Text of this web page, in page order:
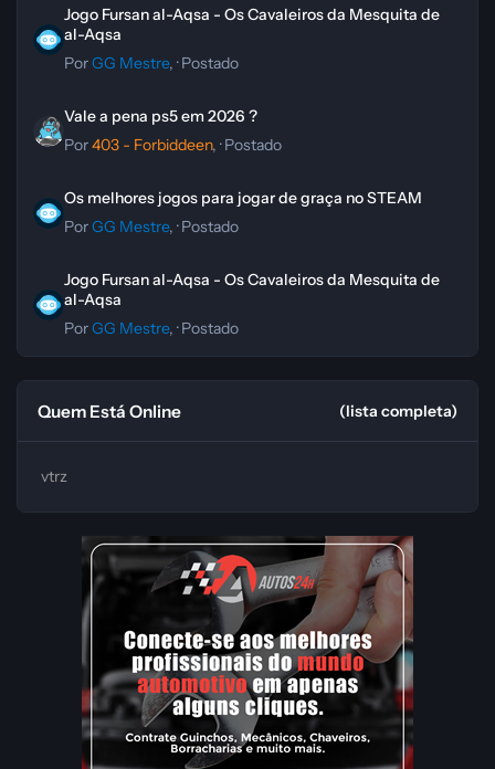
Jogo Fursan al-Aqsa - Os Cavaleiros da Mesquita de
al-Aqsa
PorGG Mestre, ·Postado
Vale a pena ps5 em 2026 ?
Por403 - Forbiddeen, ·Postado
Os melhores jogos para jogar de graça no STEAM
PorGG Mestre, ·Postado
Jogo Fursan al-Aqsa - Os Cavaleiros da Mesquita de
al-Aqsa
PorGG Mestre, ·Postado
Quem Está Online (lista completa)
vtrz